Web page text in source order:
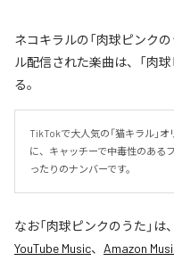
ネコキラルの「肉球ピンク
ル配信された楽曲は、「肉
る。
TikTokで大人気の「猫キラル」
に、キャッチーで中毒性のある
ったりのナンバーです。
なお「肉球ピンクのうた 」は、
YouTube Music、 Amazon